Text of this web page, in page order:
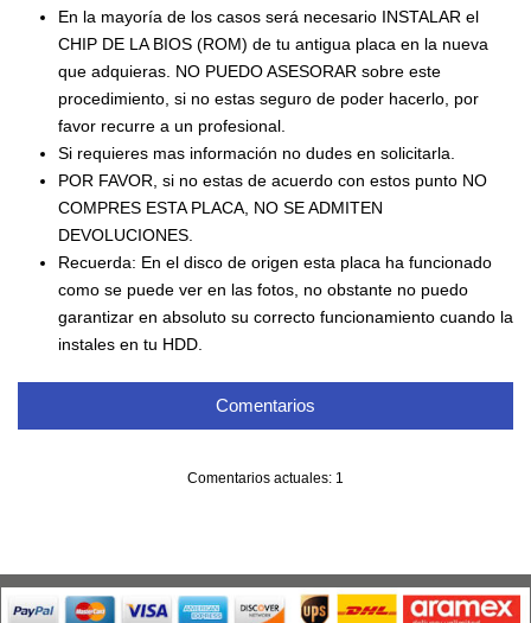
En la mayoría de los casos será necesario INSTALAR el
CHIP DE LA BIOS (ROM) de tu antigua placa en la nueva
que adquieras. NO PUEDO ASESORAR sobre este
procedimiento, si no estas seguro de poder hacerlo, por
favor recurre a un profesional.
Si requieres mas información no dudes en solicitarla.
POR FAVOR, si no estas de acuerdo con estos punto NO
COMPRES ESTA PLACA, NO SE ADMITEN
DEVOLUCIONES.
Recuerda: En el disco de origen esta placa ha funcionado
como se puede ver en las fotos, no obstante no puedo
garantizar en absoluto su correcto funcionamiento cuando la
instales en tu HDD.
Comentarios
Comentarios actuales: 1